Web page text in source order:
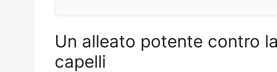
Un alleato potente contro
capelli